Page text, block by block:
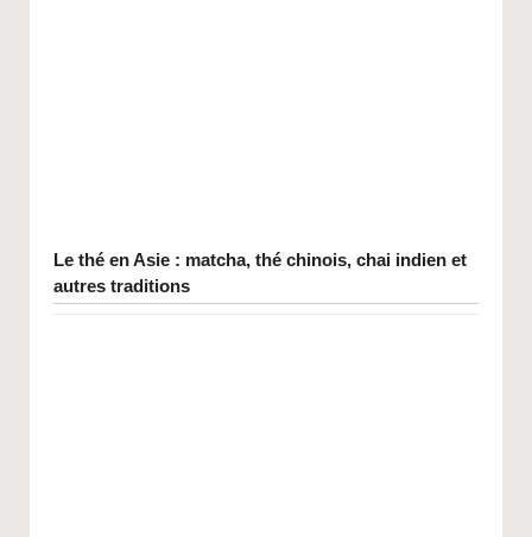
Le thé en Asie : matcha, thé chinois, chai indien et
autres traditions